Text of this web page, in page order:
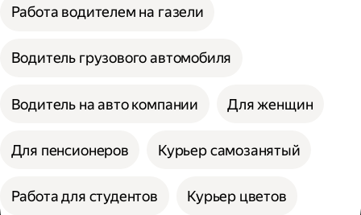
Работа водителем на газели
Водитель грузового автомобиля
Водитель на авто компании Для женщин
Для пенсионеров Курьер самозанятый
Работа для студентов Курьер цветов